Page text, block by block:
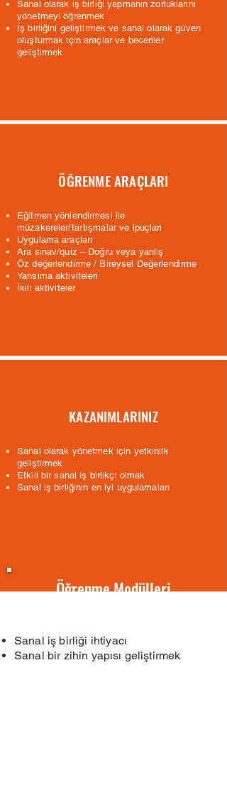
Sanal olarak iş birliği yapmanın zorluklarını
yönetmeyi öğrenmek
İş birliğini geliştirmek ve sanal olarak güven
oluşturmak için araçlar ve beceriler
geliştirmek
ÖĞRENME ARAÇLARI
Eğitmen yönlendirmesi ile
müzakereler/tartışmalar ve ipuçları
Uygulama araçları
Ara sınav/quiz – Doğru veya yanlış
Öz değerlendirme / Bireysel Değerlendirme
Yansıma aktiviteleri
İkili aktiviteler
KAZANIMLARINIZ
Sanal olarak yönetmek için yetkinlik
geliştirmek
Etkili bir sanal iş birlikçi olmak
Sanal iş birliğinin en iyi uygulamaları
Öğrenme Modülleri
Sanal iş birliği ihtiyacı
Sanal bir zihin yapısı geliştirmek